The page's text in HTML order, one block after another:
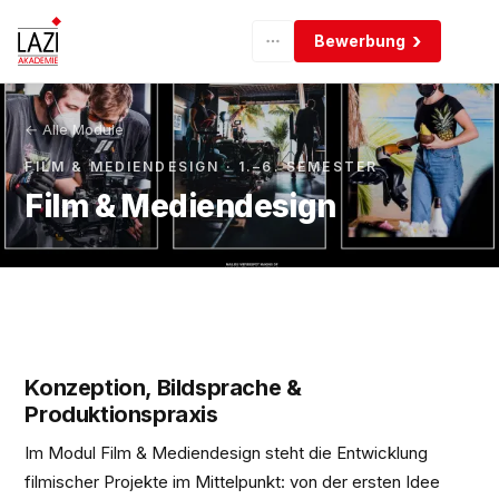
Bewerbung
← Alle Module
FILM & MEDIENDESIGN· 1.–6. SEMESTER
Film & Mediendesign
Konzeption, Bildsprache &
Produktionspraxis
Im Modul Film & Mediendesign steht die Entwicklung
filmischer Projekte im Mittelpunkt: von der ersten Idee